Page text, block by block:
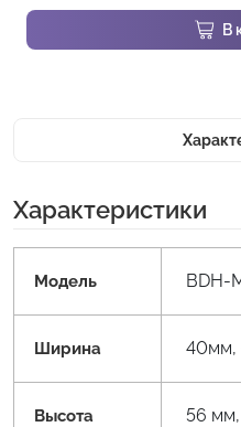
В
Характеристики
Модель BDH-
Ширина 40мм,
Высота 56